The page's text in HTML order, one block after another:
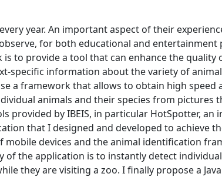
year. An important aspect of their
for both educational and entertainment
to provide a tool that can enhance the quality
specific information about the variety of
a framework that allows to obtain high speed
animals and their species from pictures
provided by IBEIS, in particular HotSpotter,
that I designed and developed to achieve
mobile devices and the animal identification
the application is to instantly detect
they are visiting a zoo. I finally propose a